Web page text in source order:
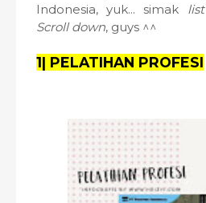
Indonesia, yuk... simak list
Scroll down, guys ^^
1| PELATIHAN PROFESI